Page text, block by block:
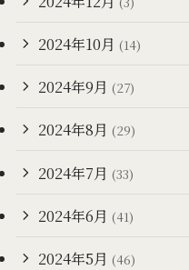
2024年10月 (14)
2024年9月 (27)
2024年8月 (29)
2024年7月 (33)
2024年6月 (41)
2024年5月 (46)